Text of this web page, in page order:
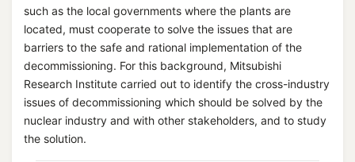
such as the local governments where the plants are
located, must cooperate to solve the issues that are
barriers to the safe and rational implementation of the
decommissioning. For this background, Mitsubishi
Research Institute carried out to identify the cross-industry
issues of decommissioning which should be solved by the
nuclear industry and with other stakeholders, and to study
the solution.